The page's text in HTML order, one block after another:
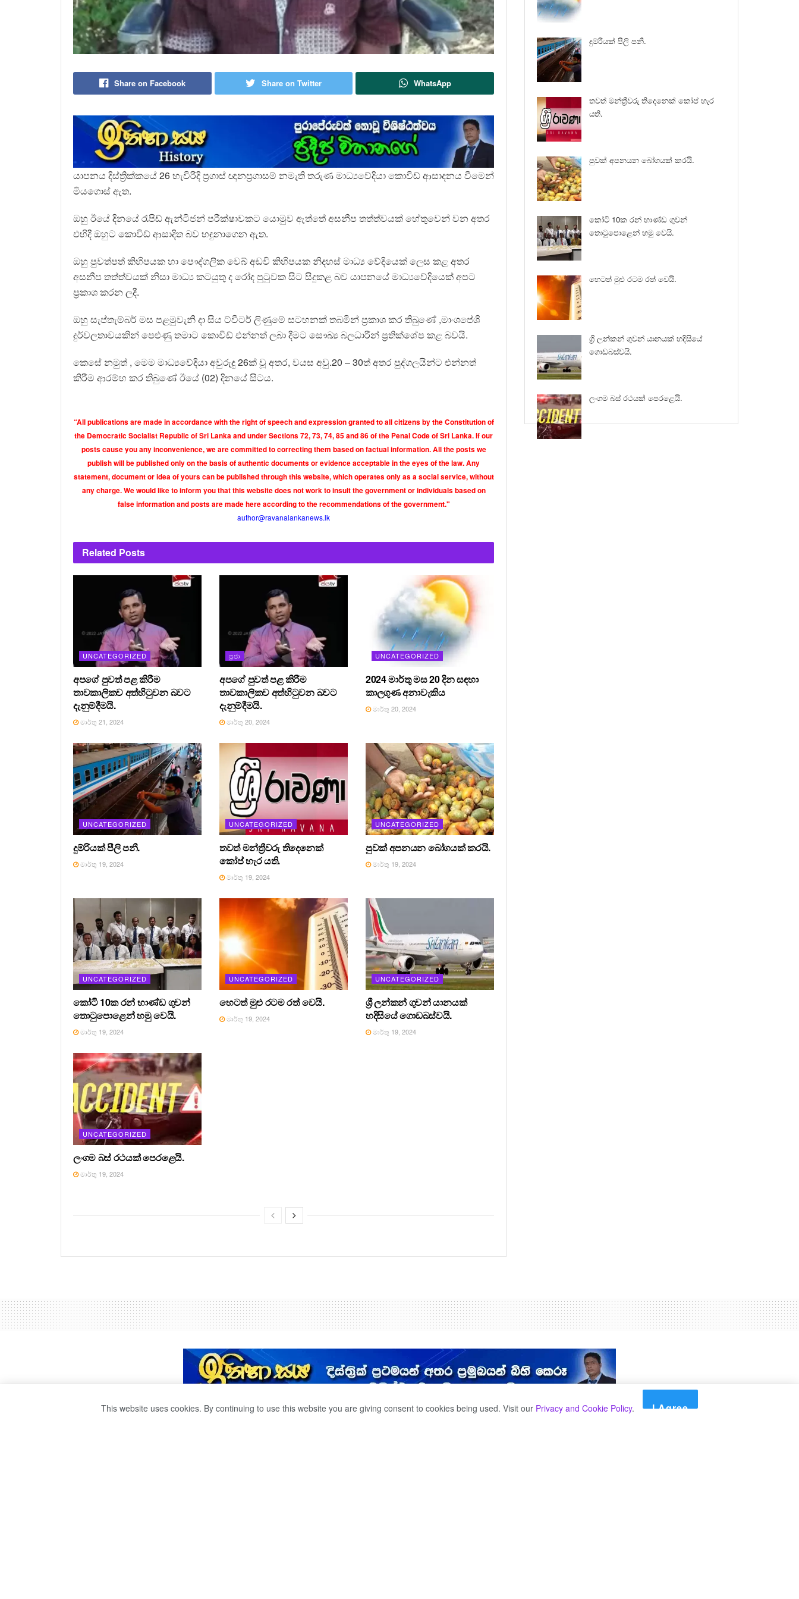
Share on Facebook Share on Twitter WhatsApp
යාපනය දිස්ත්‍රික්කයේ 26 හැවිරිදි ප්‍රගාස් ඥානප්‍රගාසම් නමැති තරුණ මාධ්‍යවේදියා කොවිඩ් ආසාදනය වීමෙන්
මියගොස් ඇත.
ඔහු ඊයේ දිනයේ රැපිඩ් ඇන්ටිජන් පරීක්ෂාවකට යොමුව ඇත්තේ අසනීප තත්ත්වයක් හේතුවෙන් වන අතර
එහිදී ඔහුට කොවිඩ් ආසාදිත බව හඳුනාගෙන ඇත.
ඔහු පුවත්පත් කිහිපයක හා පෞද්ගලික වෙබ් අඩවි කිහිපයක නිදහස් මාධ්‍ය වේදියෙක් ලෙස කළ අතර
අසනීප තත්ත්වයක් නිසා මාධ්‍ය කටයුතු ද රෝද පුටුවක සිට සිදුකළ බව යාපනයේ මාධ්‍යවේදියෙක් අපට
ප්‍රකාශ කරන ලදී.
ඔහු සැප්තැම්බර් මස පළමුවැනි දා සිය ට්වීටර් ලිණුමේ සටහනක් තබමින් ප්‍රකාශ කර තිබුණේ ,මාංශපේශි
දුර්වලතාවයකින් පෙළුණු තමාට කොවිඩ් එන්නත් ලබා දීමට සෞඛ්‍ය බලධාරීන් ප්‍රතික්ශේප කළ බවයි.
කෙසේ නමුත් , මෙම මාධ්‍යවේදියා අවුරුදු 26ක් වූ අතර, වයස අවු.20 – 30ත් අතර පුද්ගලයින්ට එන්නත්
කිරීම ආරම්භ කර තිබුණේ ඊයේ (02) දිනයේ සිටය.
“All publications are made in accordance with the right of speech and expression granted to all citizens by the Constitution of
the Democratic Socialist Republic of Sri Lanka and under Sections 72, 73, 74, 85 and 86 of the Penal Code of Sri Lanka. If our
posts cause you any inconvenience, we are committed to correcting them based on factual information. All the posts we
publish will be published only on the basis of authentic documents or evidence acceptable in the eyes of the law. Any
statement, document or idea of yours can be published through this website, which operates only as a social service, without
any charge. We would like to inform you that this website does not work to insult the government or individuals based on
false information and posts are made here according to the recommendations of the government."
author@ravanalankanews.lk
Related Posts
UNCATEGORIZED
අපගේ පුවත් පළ කිරීම
තාවකාලිකව අත්හිටුවන බවට
දැනුම්දීමයි.
මාර්තු 21, 2024
ප්‍රජා
අපගේ පුවත් පළ කිරීම
තාවකාලිකව අත්හිටුවන බවට
දැනුම්දීමයි.
මාර්තු 20, 2024
UNCATEGORIZED
2024 මාර්තු මස 20 දින සඳහා
කාලගුණ අනාවැකිය
මාර්තු 20, 2024
UNCATEGORIZED
දුම්රියක් පීලි පනී.
මාර්තු 19, 2024
UNCATEGORIZED
තවත් මන්ත්‍රීවරු තිදෙනෙක්
කෝප් හැර යති.
මාර්තු 19, 2024
UNCATEGORIZED
පුවක් අපනයන බෝගයක් කරයි.
මාර්තු 19, 2024
UNCATEGORIZED
කෝටි 10ක රන් භාණ්ඩ ගුවන්
තොටුපොළෙන් හමු වෙයි.
මාර්තු 19, 2024
UNCATEGORIZED
හෙටත් මුළු රටම රත් වෙයි.
මාර්තු 19, 2024
UNCATEGORIZED
ශ්‍රී ලන්කන් ගුවන් යානයක්
හදිසියේ ගොඩබස්වයි.
මාර්තු 19, 2024
UNCATEGORIZED
ලංගම බස් රථයක් පෙරළෙයි.
මාර්තු 19, 2024
දුම්රියක් පීලි පනී.
තවත් මන්ත්‍රීවරු තිදෙනෙක් කෝප් හැර
යති.
පුවක් අපනයන බෝගයක් කරයි.
කෝටි 10ක රන් භාණ්ඩ ගුවන්
තොටුපොළෙන් හමු වෙයි.
හෙටත් මුළු රටම රත් වෙයි.
ශ්‍රී ලන්කන් ගුවන් යානයක් හදිසියේ
ගොඩබස්වයි.
ලංගම බස් රථයක් පෙරළෙයි.
This website uses cookies. By continuing to use this website you are giving consent to cookies being used. Visit our Privacy and Cookie Policy. I Agree